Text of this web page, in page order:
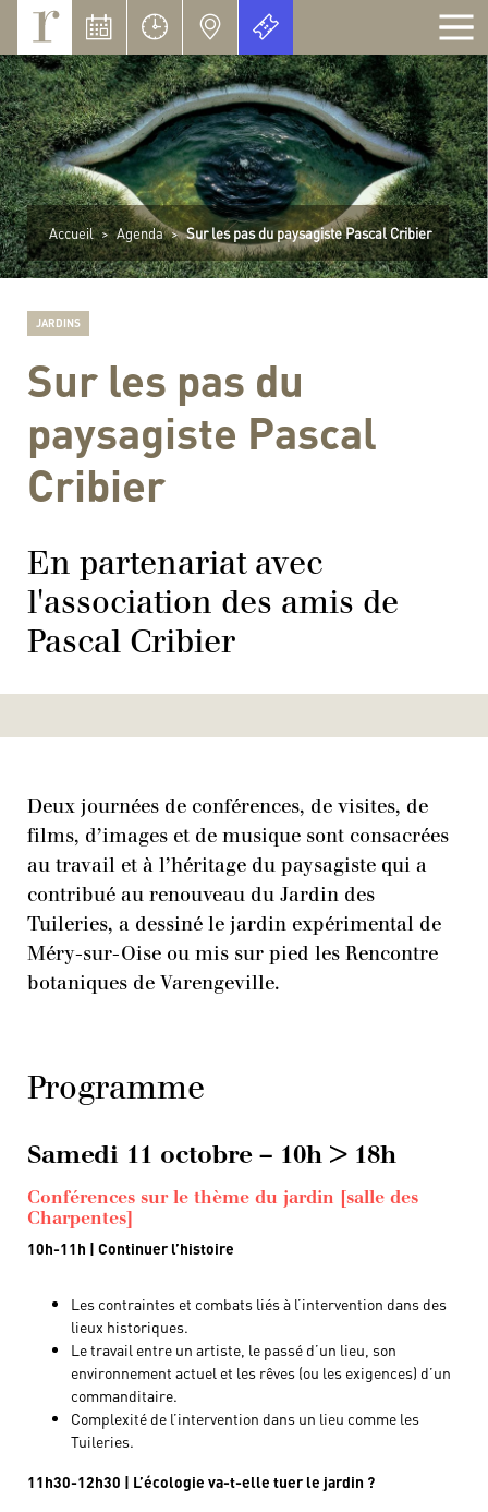
Accueil > Agenda > Sur les pas du paysagiste Pascal Cribier
JARDINS
Sur les pas du
paysagiste Pascal
Cribier
En partenariat avec
l'association des amis de
Pascal Cribier
Deux journées de conférences, de visites, de
films, d’images et de musique sont consacrées
au travail et à l’héritage du paysagiste qui a
contribué au renouveau du Jardin des
Tuileries, a dessiné le jardin expérimental de
Méry-sur-Oise ou mis sur pied les Rencontre
botaniques de Varengeville.
Programme
Samedi 11 octobre – 10h > 18h
Conférences sur le thème du jardin [salle des
Charpentes]
10h-11h | Continuer l’histoire
Les contraintes et combats liés à l’intervention dans des
lieux historiques.
Le travail entre un artiste, le passé d’un lieu, son
environnement actuel et les rêves (ou les exigences) d’un
commanditaire.
Complexité de l’intervention dans un lieu comme les
Tuileries.
11h30-12h30 | L’écologie va-t-elle tuer le jardin ?
Panneau de gestion des cookies